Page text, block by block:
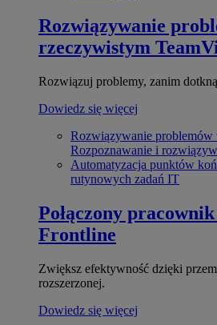
Rozwiązywanie
rzeczywistym
Rozwiązuj problemy, zanim
Dowiedz się więcej
Rozwiązywanie
Rozpoznawanie i
Automatyzacja punktów
rutynowych zadań IT
Połączony pracownik
Frontline
Zwiększ efektywność dzięki
rozszerzonej.
Dowiedz się więcej